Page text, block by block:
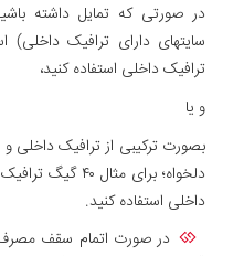
در صورتی که تمایل داشته
ترافیک داخلی استفاده کنید،
و یا
بصورت ترکیبی از ترافیک داخلی و
داخلی استفاده کنید.
در صورت اتمام سقف مصرف